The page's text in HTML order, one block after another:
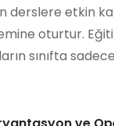
derslere etkin
oturtur.
sınıfta